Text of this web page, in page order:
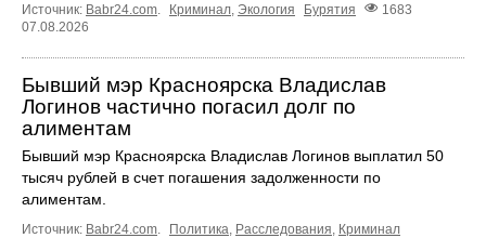
Источник: Babr24.com Криминал Экология Бурятия
1683
07.08.2026
Бывший мэр Красноярска Владислав
Логинов частично погасил долг по
алиментам
Бывший мэр Красноярска Владислав Логинов выплатил 50
тысяч рублей в счет погашения задолженности по
алиментам.
Источник: Babr24.com Политика Расследования Криминал